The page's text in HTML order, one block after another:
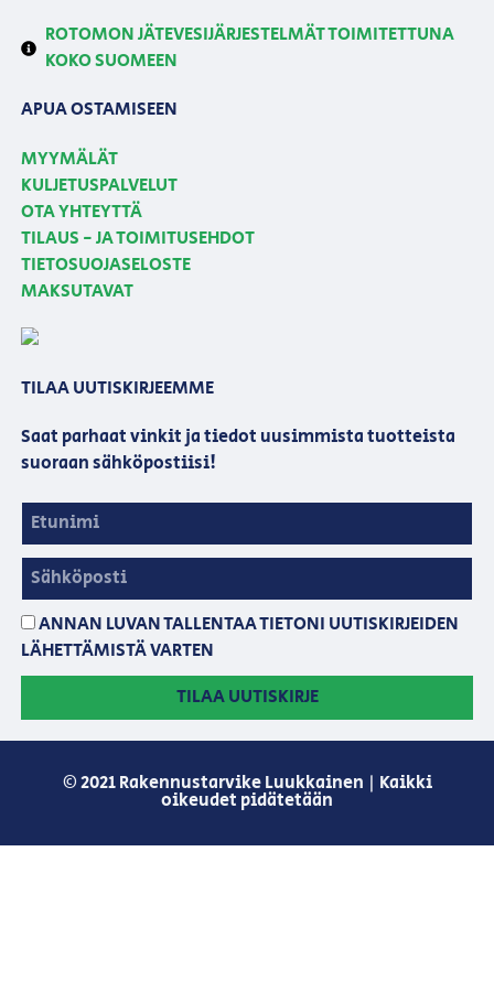
ROTOMON JÄTEVESIJÄRJESTELMÄT TOIMITETTUNA
KOKO SUOMEEN
APUA OSTAMISEEN
MYYMÄLÄT
KULJETUSPALVELUT
OTA YHTEYTTÄ
TILAUS - JA TOIMITUSEHDOT
TIETOSUOJASELOSTE
MAKSUTAVAT
TILAA UUTISKIRJEEMME
Saat parhaat vinkit ja tiedot uusimmista tuotteista
suoraan sähköpostiisi!
ANNAN LUVAN TALLENTAA TIETONI UUTISKIRJEIDEN
LÄHETTÄMISTÄ VARTEN
TILAA UUTISKIRJE
© 2021 Rakennustarvike Luukkainen | Kaikki
oikeudet pidätetään